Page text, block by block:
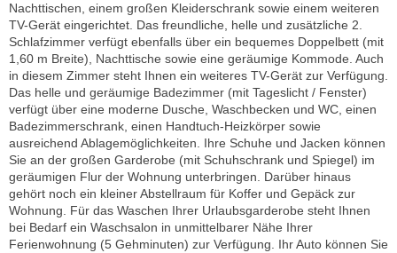
Nachttischen, einem großen Kleiderschrank sowie einem weiteren
TV-Gerät eingerichtet. Das freundliche, helle und zusätzliche 2.
Schlafzimmer verfügt ebenfalls über ein bequemes Doppelbett (mit
1,60 m Breite), Nachttische sowie eine geräumige Kommode. Auch
in diesem Zimmer steht Ihnen ein weiteres TV-Gerät zur Verfügung.
Das helle und geräumige Badezimmer (mit Tageslicht / Fenster)
verfügt über eine moderne Dusche, Waschbecken und WC, einen
Badezimmerschrank, einen Handtuch-Heizkörper sowie
ausreichend Ablagemöglichkeiten. Ihre Schuhe und Jacken können
Sie an der großen Garderobe (mit Schuhschrank und Spiegel) im
geräumigen Flur der Wohnung unterbringen. Darüber hinaus
gehört noch ein kleiner Abstellraum für Koffer und Gepäck zur
Wohnung. Für das Waschen Ihrer Urlaubsgarderobe steht Ihnen
bei Bedarf ein Waschsalon in unmittelbarer Nähe Ihrer
Ferienwohnung (5 Gehminuten) zur Verfügung. Ihr Auto können Sie